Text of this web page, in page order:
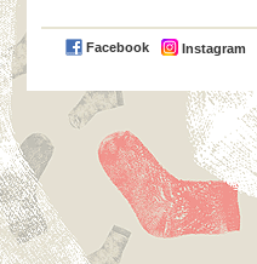
Facebook Instagram